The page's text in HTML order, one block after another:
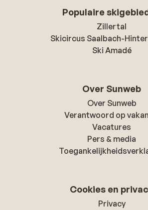
Populaire
Zillertal
Skicircus Saalbach-
Ski Amadé
Over Sunweb
Over Sunweb
Verantwoord op
Vacatures
Pers & media
Cookies en
Privacy